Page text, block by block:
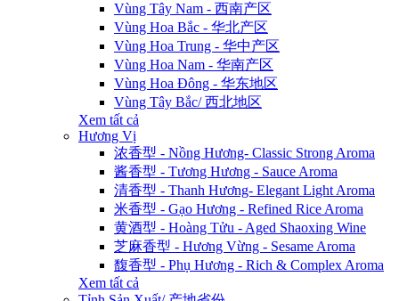
Vùng Tây Nam - 西南产区
Vùng Hoa Bắc - 华北产区
Vùng Hoa Trung - 华中产区
Vùng Hoa Nam - 华南产区
Vùng Hoa Đông - 华东地区
Vùng Tây Bắc/ 西北地区
Xem tất cả
Hương Vị
浓香型 - Nồng Hương- Classic Strong Aroma
酱香型 - Tương Hương - Sauce Aroma
清香型 - Thanh Hương- Elegant Light Aroma
米香型 - Gạo Hương - Refined Rice Aroma
黄酒型 - Hoàng Tửu - Aged Shaoxing Wine
芝麻香型 - Hương Vừng - Sesame Aroma
馥香型 - Phụ Hương - Rich & Complex Aroma
Xem tất cả